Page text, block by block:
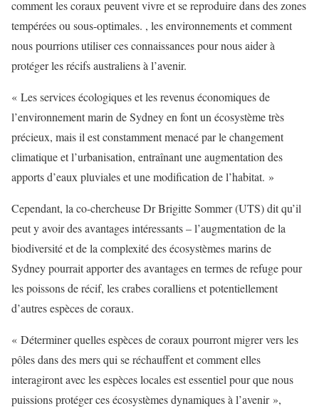
comment les coraux peuvent vivre et se reproduire dans des zones
tempérées ou sous-optimales. , les environnements et comment
nous pourrions utiliser ces connaissances pour nous aider à
protéger les récifs australiens à l’avenir.
« Les services écologiques et les revenus économiques de
l’environnement marin de Sydney en font un écosystème très
précieux, mais il est constamment menacé par le changement
climatique et l’urbanisation, entraînant une augmentation des
apports d’eaux pluviales et une modification de l’habitat. »
Cependant, la co-chercheuse Dr Brigitte Sommer (UTS) dit qu’il
peut y avoir des avantages intéressants – l’augmentation de la
biodiversité et de la complexité des écosystèmes marins de
Sydney pourrait apporter des avantages en termes de refuge pour
les poissons de récif, les crabes coralliens et potentiellement
d’autres espèces de coraux.
« Déterminer quelles espèces de coraux pourront migrer vers les
pôles dans des mers qui se réchauffent et comment elles
interagiront avec les espèces locales est essentiel pour que nous
puissions protéger ces écosystèmes dynamiques à l’avenir »,